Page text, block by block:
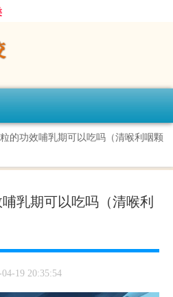
的功效哺乳期可以吃吗（清喉利咽颗
乳期可以吃吗（清喉利
04-19 20:35:54